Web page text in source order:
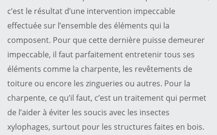
c’est le résultat d’une intervention impeccable
effectuée sur l’ensemble des éléments qui la
composent. Pour que cette dernière puisse demeurer
impeccable, il faut parfaitement entretenir tous ses
éléments comme la charpente, les revêtements de
toiture ou encore les zingueries ou autres. Pour la
charpente, ce qu’il faut, c’est un traitement qui permet
de l’aider à éviter les soucis avec les insectes
xylophages, surtout pour les structures faites en bois.